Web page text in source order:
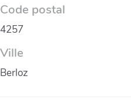
Code postal
4257
Ville
Berloz